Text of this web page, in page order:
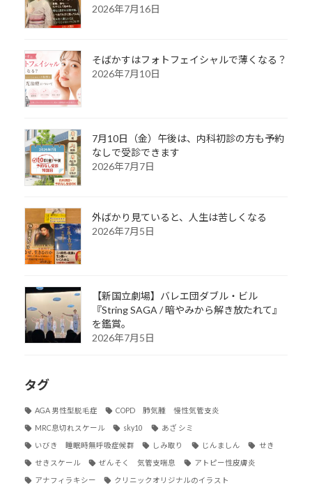
2026年7月16日
そばかすはフォトフェイシャルで薄くなる？
2026年7月10日
7月10日（金）午後は、内科初診の方も予約
なしで受診できます
2026年7月7日
外ばかり見ていると、人生は苦しくなる
2026年7月5日
【新国立劇場】バレエ団ダブル・ビル
『String SAGA / 暗やみから解き放たれて』
を鑑賞。
2026年7月5日
タグ
AGA 男性型脱毛症 COPD 肺気腫 慢性気管支炎
MRC息切れスケール sky10 あざ シミ
いびき 睡眠時無呼吸症候群 しみ取り じんましん せき
せきスケール ぜんそく 気管支喘息 アトピー性皮膚炎
アナフィラキシー クリニックオリジナルのイラスト